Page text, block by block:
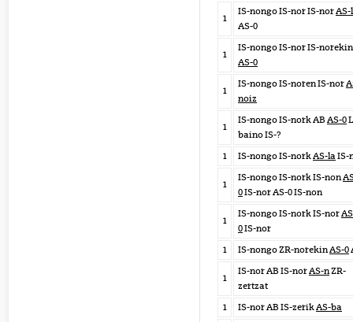
1
IS-nongo IS-nor IS-norAS-
AS-0
1
IS-nongo IS-nor IS-norekin
AS-0
1
IS-nongo IS-noren IS-nor
noiz
1
IS-nongo IS-nork AB AS-0
baino IS-?
1
IS-nongo IS-norkAS-laIS-
1
IS-nongo IS-nork IS-non
0IS-nor AS-0 IS-non
1
IS-nongo IS-nork IS-nor
0IS-nor
1
IS-nongo ZR-norekinAS-0
1
IS-nor AB IS-norAS-nZR-
zertzat
1
IS-nor AB IS-zerikAS-ba